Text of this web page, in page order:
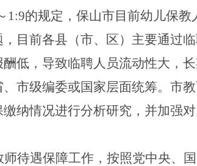
1:9的规定，保山市目前幼儿保
，目前各县（市、区） 主要通过
低，导致临聘人员流动性大，
、市级编委或国家层面统筹。 市
纳情况进行分析研究，并加强
待遇保障工作，按照党中央、